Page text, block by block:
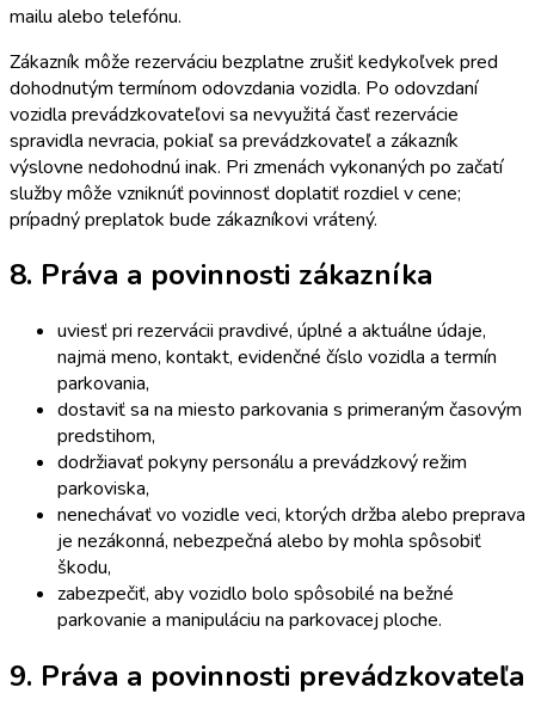
mailu alebo telefónu.
Zákazník môže rezerváciu bezplatne zrušiť kedykoľvek pred
dohodnutým termínom odovzdania vozidla. Po odovzdaní
vozidla prevádzkovateľovi sa nevyužitá časť rezervácie
spravidla nevracia, pokiaľ sa prevádzkovateľ a zákazník
výslovne nedohodnú inak. Pri zmenách vykonaných po začatí
služby môže vzniknúť povinnosť doplatiť rozdiel v cene;
prípadný preplatok bude zákazníkovi vrátený.
8. Práva a povinnosti zákazníka
uviesť pri rezervácii pravdivé, úplné a aktuálne údaje,
najmä meno, kontakt, evidenčné číslo vozidla a termín
parkovania,
dostaviť sa na miesto parkovania s primeraným časovým
predstihom,
dodržiavať pokyny personálu a prevádzkový režim
parkoviska,
nenechávať vo vozidle veci, ktorých držba alebo preprava
je nezákonná, nebezpečná alebo by mohla spôsobiť
škodu,
zabezpečiť, aby vozidlo bolo spôsobilé na bežné
parkovanie a manipuláciu na parkovacej ploche.
9. Práva a povinnosti prevádzkovateľa